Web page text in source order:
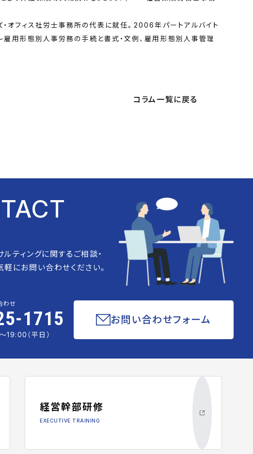
オフィス社労士事務所の代表に就任。2006年パートアルバイト
用形態別人事労務の手続と書式・文例、雇用形態別人事管理
コラム一覧に戻る
ティングに関するご相談・
にお問い合わせください。
わせ
1715
19:00（平日）
お問い合わせフォーム
経営幹部研修
EXECUTIVE TRAINING